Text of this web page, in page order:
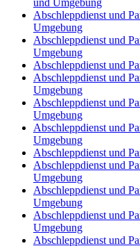
und Umgebung
Abschleppdienst und
Umgebung
Abschleppdienst und
Umgebung
Abschleppdienst und
Abschleppdienst und
Umgebung
Abschleppdienst und
Umgebung
Abschleppdienst und
Umgebung
Abschleppdienst und
Abschleppdienst und
Umgebung
Abschleppdienst und
Umgebung
Abschleppdienst und
Umgebung
Abschleppdienst und